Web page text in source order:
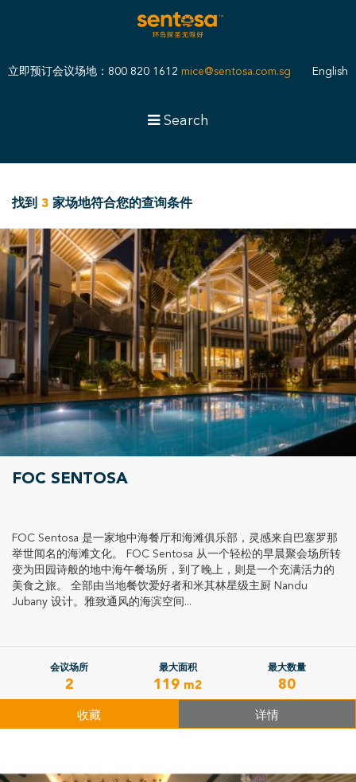
立即预订会议场地：800 820 1612 mice@sentosa.com.sg English
Search
找到 3 家场地符合您的查询条件
FOC SENTOSA
FOC Sentosa 是一家地中海餐厅和海滩俱乐部，灵感来自巴塞罗那
举世闻名的海滩文化。 FOC Sentosa 从一个轻松的早晨聚会场所转
变为田园诗般的地中海午餐场所，到了晚上，则是一个充满活力的
美食之旅。 全部由当地餐饮爱好者和米其林星级主厨 Nandu
Jubany 设计。雅致通风的海滨空间...
会议场所
2
最大面积
119 m2
最大数量
80
收藏 详情